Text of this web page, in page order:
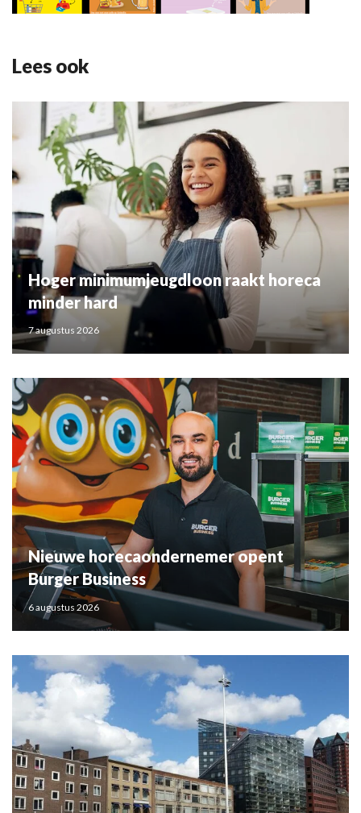
Lees ook
Hoger minimumjeugdloon raakt horeca
minder hard
7 augustus 2026
Nieuwe horecaondernemer opent
Burger Business
6 augustus 2026